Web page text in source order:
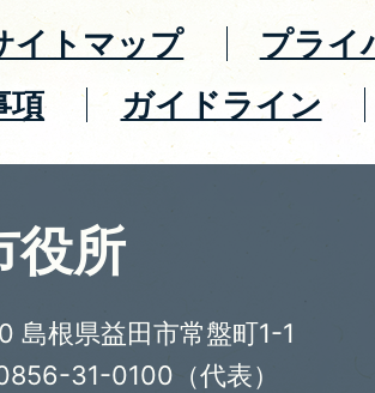
イトマップ
プライ
項
ガイドライン
役所
島根県益田市常盤町1-1
31-0100（代表）